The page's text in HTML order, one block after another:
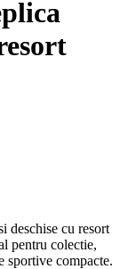
deschise cu resort
pentru colectie,
sportive compacte.